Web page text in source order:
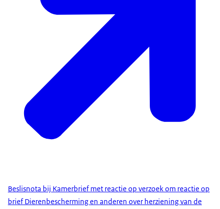
Beslisnota bij Kamerbrief met reactie op verzoek om reactie op
brief Dierenbescherming en anderen over herziening van de